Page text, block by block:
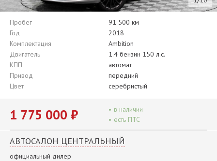
Пробег
91 500 км
Год
2018
Комплектация
Ambition
Двигатель
1.4 бензин 150 л.с.
КПП
автомат
Привод
передний
Цвет
серебристый
1 775 000 ₽ • в наличии
• есть ПТС
АВТОСАЛОН ЦЕНТРАЛЬНЫЙ
официальный дилер